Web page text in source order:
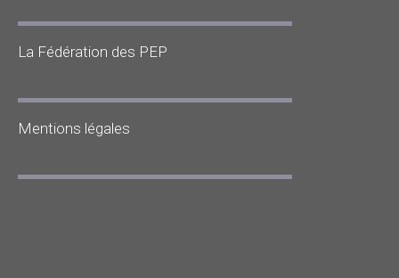
La Fédération des PEP
Mentions légales